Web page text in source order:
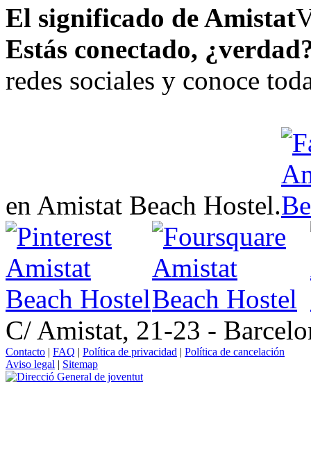
El significado de Amistat
Estás conectado,
redes sociales y conoce
en Amistat Beach Hostel.
C/ Amistat, 21-23 -
Contacto | FAQ | Política de privacidad | Política de cancelación
Aviso legal | Sitemap